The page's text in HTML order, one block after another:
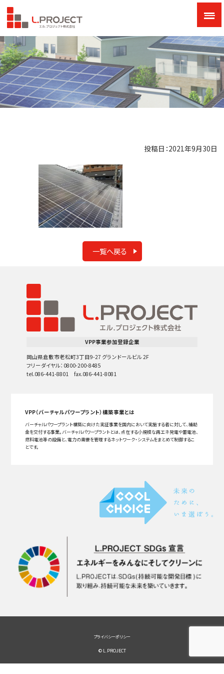
投稿日：2021年9月30日
一覧へ戻る
VPP事業参加登録企業
岡山県倉敷市老松町3丁目9-27 グランドールビル 2F
フリーダイヤル：0800-200-8485
tel.086-441-8801 fax.086-441-8081
VPP（バーチャルパワープラント）構築事業とは
バーチャルパワープラント構築に向けた実証事業を国内において実施する者に対して、補助
金を交付する事業。バーチャルパワープラントとは、点在する小規模な再エネ発電や蓄電池、
燃料電池等の設備と、電力の需要を管理するネットワーク・システムをまとめて制御するこ
とです。
プライバシーポリシー
© L.PROJECT